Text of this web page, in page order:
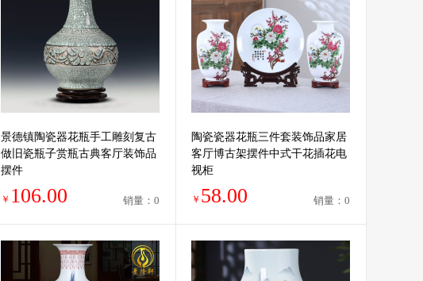
景德镇陶瓷器花瓶手工雕刻复古
做旧瓷瓶子赏瓶古典客厅装饰品
摆件
￥ 106.00 销量：0
陶瓷瓷器花瓶三件套装饰品家居
客厅博古架摆件中式干花插花电
视柜
￥ 58.00 销量：0